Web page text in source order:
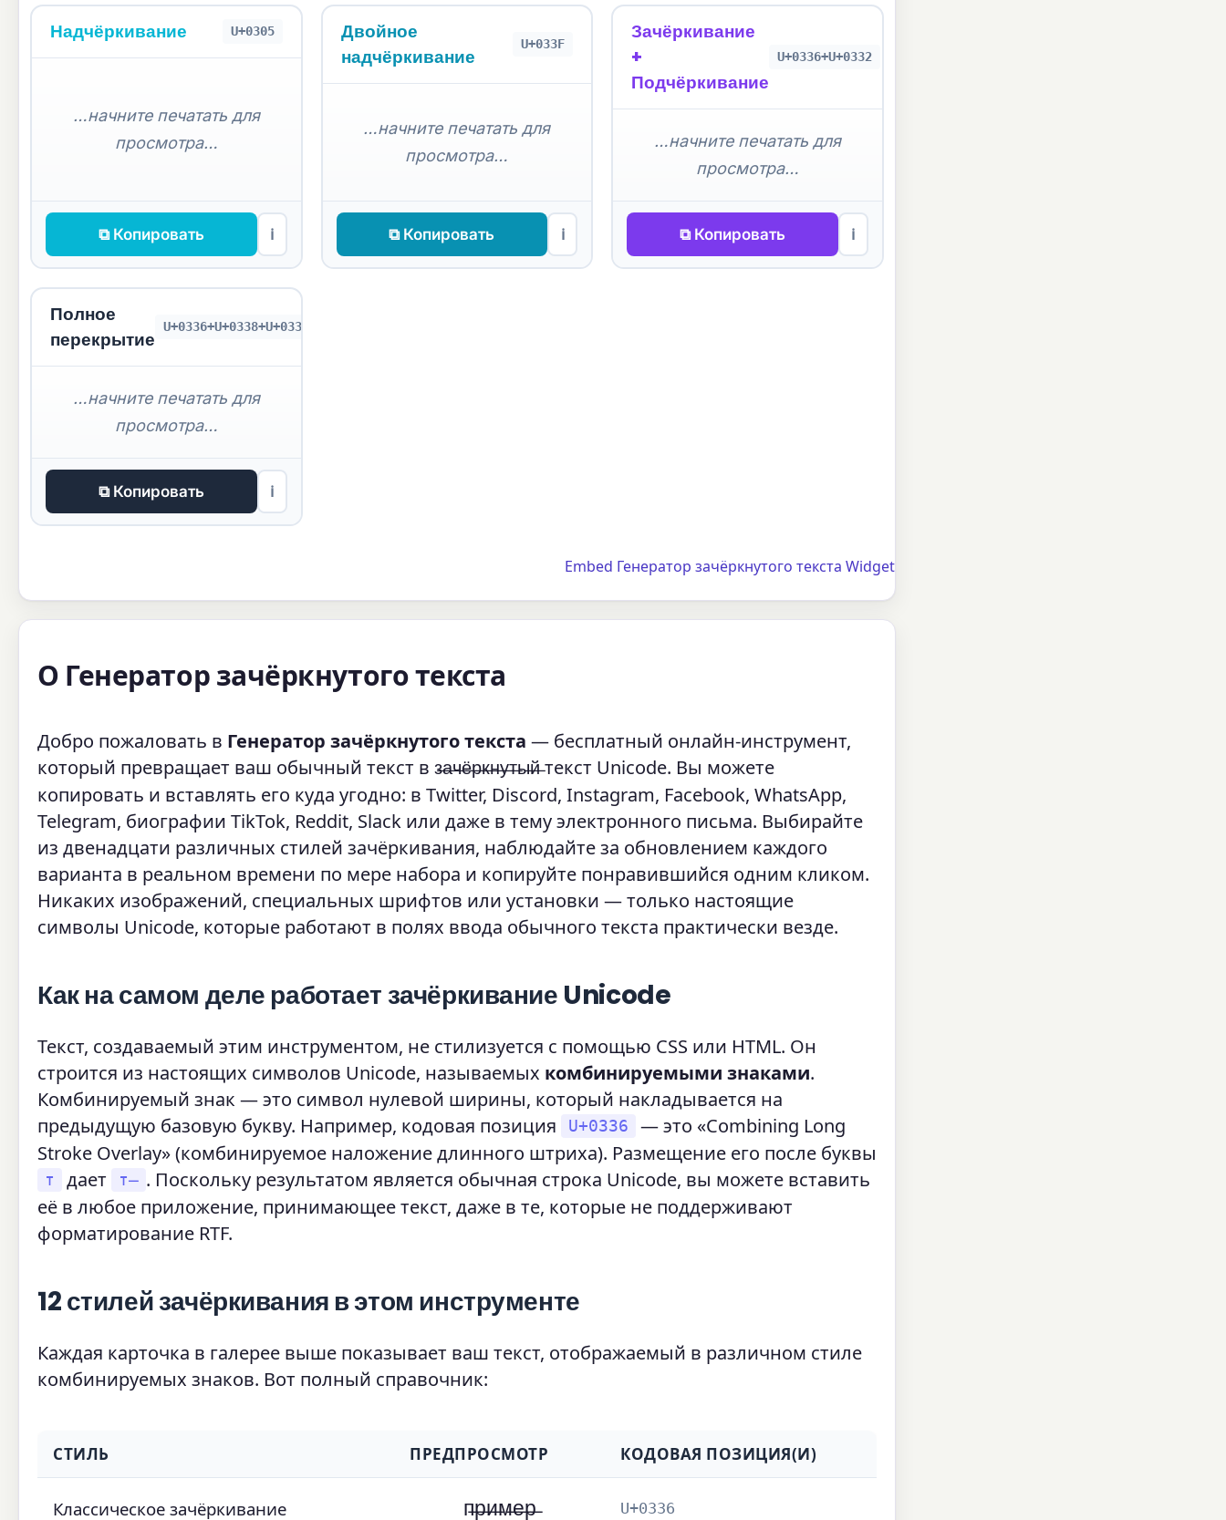
Надчёркивание U+0305
…начните печатать для
просмотра…
⧉ Копировать ℹ
Двойное
надчёркивание
U+033F
…начните печатать для
просмотра…
⧉ Копировать ℹ
Зачёркивание
+
Подчёркивание
U+0336+U+0332
…начните печатать для
просмотра…
⧉ Копировать ℹ
Полное
перекрытие
U+0336+U+0338+U+0332+U+0305
…начните печатать для
просмотра…
⧉ Копировать ℹ
Embed Генератор зачёркнутого текста Widget
О Генератор зачёркнутого текста
Добро пожаловать в Генератор зачёркнутого текста — бесплатный онлайн-инструмент,
который превращает ваш обычный текст в з̶а̶ч̶ё̶р̶к̶н̶у̶т̶ы̶й̶текст Unicode. Вы можете
копировать и вставлять его куда угодно: в Twitter, Discord, Instagram, Facebook, WhatsApp,
Telegram, биографии TikTok, Reddit, Slack или даже в тему электронного письма. Выбирайте
из двенадцати различных стилей зачёркивания, наблюдайте за обновлением каждого
варианта в реальном времени по мере набора и копируйте понравившийся одним кликом.
Никаких изображений, специальных шрифтов или установки — только настоящие
символы Unicode, которые работают в полях ввода обычного текста практически везде.
Как на самом деле работает зачёркивание Unicode
Текст, создаваемый этим инструментом, не стилизуется с помощью CSS или HTML. Он
строится из настоящих символов Unicode, называемых комбинируемыми знаками.
Комбинируемый знак — это символ нулевой ширины, который накладывается на
предыдущую базовую букву. Например, кодовая позиция
U+0336
— это «Combining Long
Stroke Overlay» (комбинируемое наложение длинного штриха). Размещение его после буквы
т дает т̶ . Поскольку результатом является обычная строка Unicode, вы можете вставить
её в любое приложение, принимающее текст, даже в те, которые не поддерживают
форматирование RTF.
12 стилей зачёркивания в этом инструменте
Каждая карточка в галерее выше показывает ваш текст, отображаемый в различном стиле
комбинируемых знаков. Вот полный справочник:
СТИЛЬ ПРЕДПРОСМОТР КОДОВАЯ ПОЗИЦИЯ(И)
Классическое зачёркивание п̶р̶и̶м̶е̶р̶ U+0336